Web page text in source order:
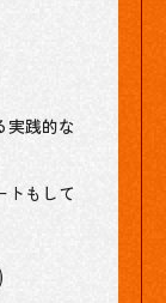
実践的な
トもして